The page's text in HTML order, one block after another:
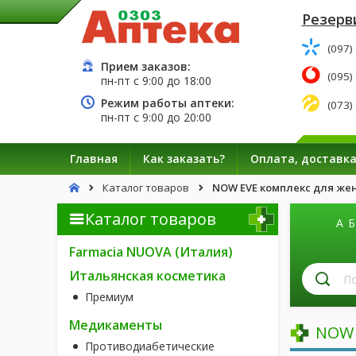
Прием заказов:
пн-пт с9:00 до 18:00
Режим работы аптеки:
пн-пт с9:00 до 20:00
(097)
(095)
(073)
Главная Как заказать? Оплата, доставка
Каталог товаров NOW EVE комплекс для
Каталог товаров
Farmacia NUOVA (Италия)
Итальянская косметика
Премиум
Медикаменты
Противодиабетические
А Б